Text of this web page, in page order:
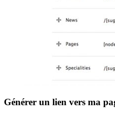
Générer un lien vers ma